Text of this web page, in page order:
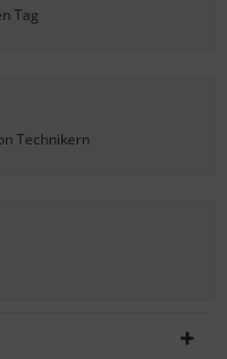
Tag
Technikern